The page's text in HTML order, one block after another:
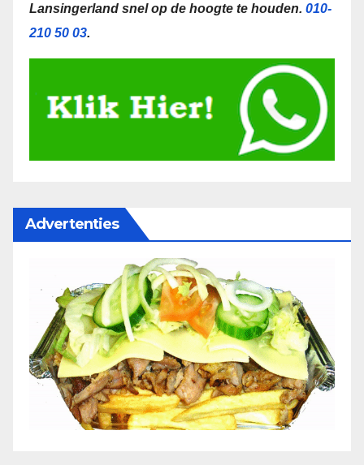
Lansingerland snel op de hoogte te houden. 010-
210 50 03.
Advertenties